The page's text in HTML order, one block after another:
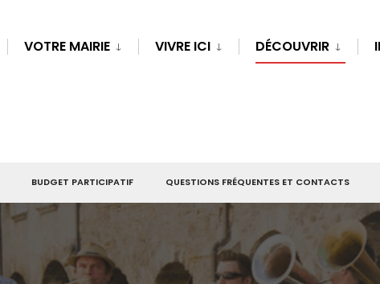
VOTRE MAIRIE VIVRE ICI DÉCOUVRIR
BUDGET PARTICIPATIF QUESTIONS FRÉQUENTES ET CONTACTS